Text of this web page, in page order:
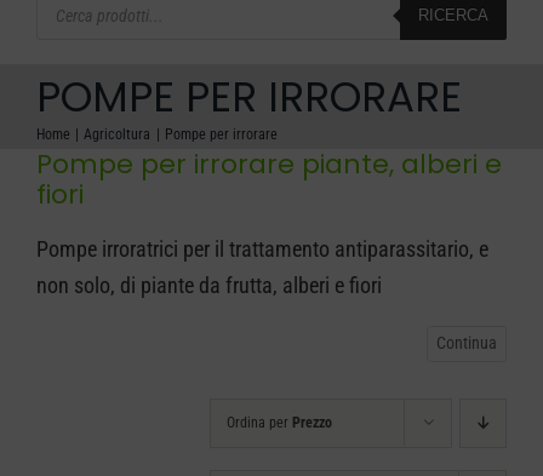
OFFERTE DEL MESE
AZIENDA
NOLEGGIO
search
RICERCA
POMPE PER IRRORARE
Home Agricoltura Pompe per irrorare
Pompe per irrorare piante, alberi e
fiori
Pompe irroratrici per il trattamento antiparassitario, e
non solo, di piante da frutta, alberi e fiori
Ordina per Prezzo